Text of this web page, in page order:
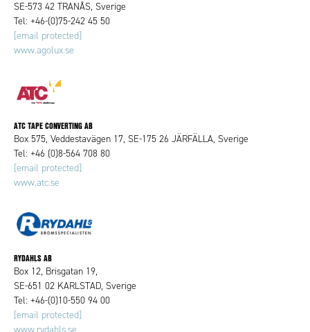
SE-573 42 TRANÅS, Sverige
Tel: +46-(0)75-242 45 50
[email protected]
www.agolux.se
ATC TAPE CONVERTING AB
Box 575, Veddestavägen 17, SE-175 26 JÄRFÄLLA, Sverige
Tel: +46 (0)8-564 708 80
[email protected]
www.atc.se
RYDAHLS AB
Box 12, Brisgatan 19,
SE-651 02 KARLSTAD, Sverige
Tel: +46-(0)10-550 94 00
[email protected]